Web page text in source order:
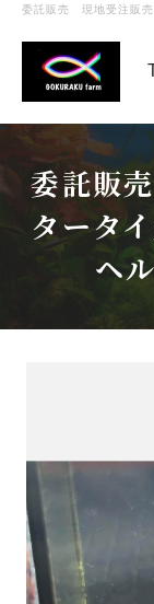
委託販売 現地受注販
委託販
タータ
ヘ